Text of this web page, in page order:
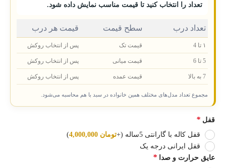
تعداد را انتخاب کنید تا قیمت مناسب نمایش داده شود.
تعداد درب سطح قیمت قیمت هر درب
۱ تا 4 قیمت تک پس از انتخاب روکش
5 تا 6 قیمت میانی پس از انتخاب روکش
7 به بالا قیمت عمده پس از انتخاب روکش
مجموع تعداد مدل‌های مختلف همین خانواده در سبد با هم محاسبه می‌شود.
قفل *
قفل کاله با گارانتی 5ساله (+تومان
)
قفل ایرانی درجه یک
عایق حرارت و صدا *